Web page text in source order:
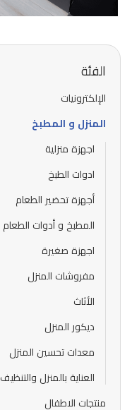
الفئة
الإلكترونيات
المنزل و المطبخ
اجهزة منزلية
ادوات الطبخ
أجهزة تحضير الطعام
المطبخ و أدوات الطعام
اجهزة صغيرة
مفروشات المنزل
الأثاث
ديكور المنزل
معدات تحسين المنزل
العناية بالمنزل والتنظيف
منتجات الاطفال